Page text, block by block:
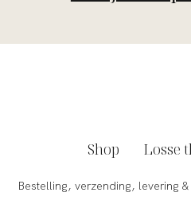
Shop Losse
Bestelling, verzending, levering